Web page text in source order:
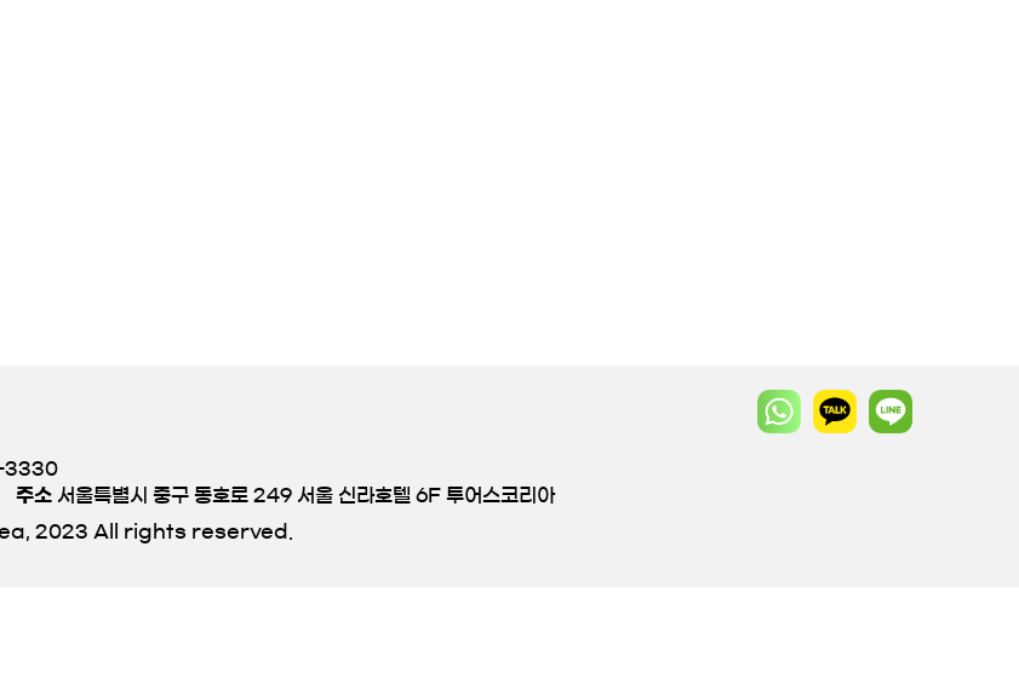
3330
주소 서울특별시 중구 동호로 249 서울 신라호텔 6F 투어스코리아
2023 All rights reserved.